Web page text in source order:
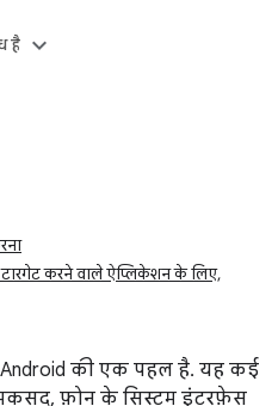
है
टारगेट करने वाले ऐप्लिकेशन के लिए,
Android की एक पहल है. यह कई
फ़ोन के सिस्टम इंटरफ़ेस